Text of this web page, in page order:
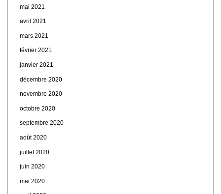
mai 2021
avril 2021
mars 2021
février 2021
janvier 2021
décembre 2020
novembre 2020
octobre 2020
septembre 2020
août 2020
juillet 2020
juin 2020
mai 2020